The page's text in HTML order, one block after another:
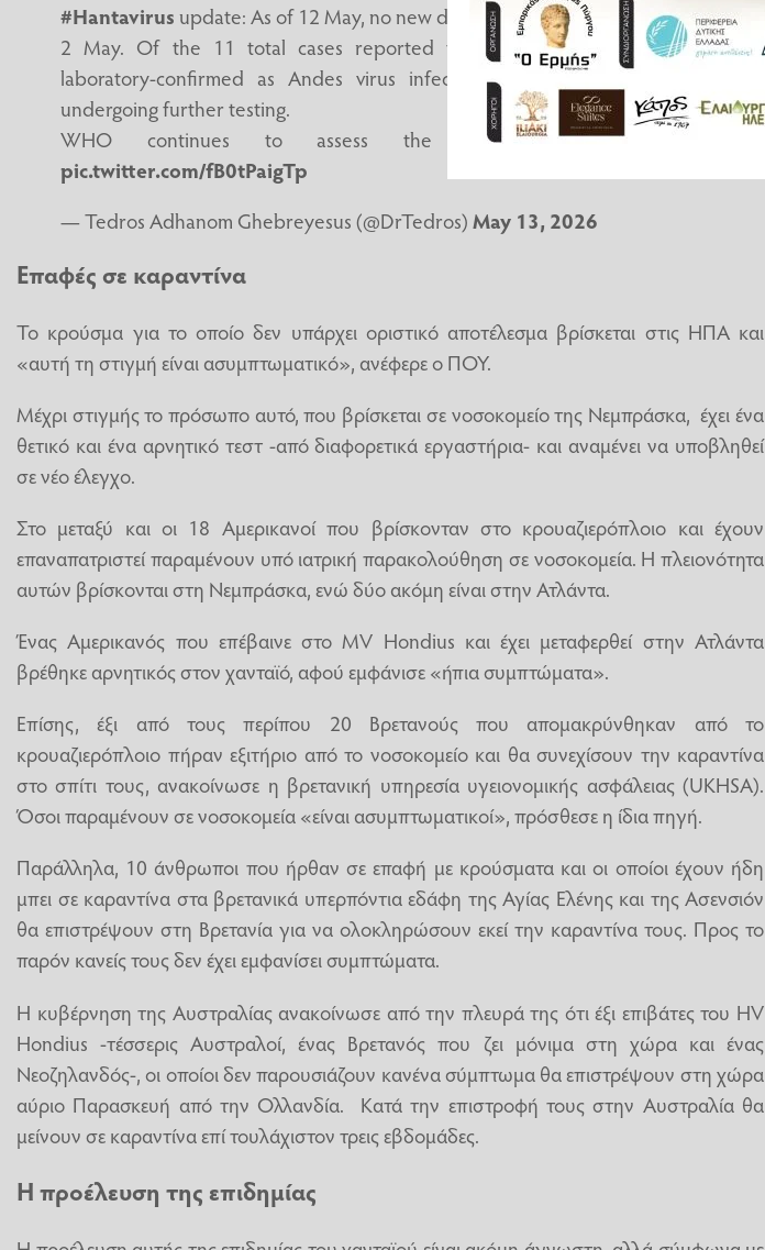
#Hantavirusupdate: As of 12 May, no new deaths have been reported since
2 May. Of the 11 total cases reported to
@WHO, eight have been
laboratory-confirmed as Andes virus infections. One remaining case is
undergoing further testing.
WHO continues to assess the risk to the global…
pic.twitter.com/fB0tPaigTp
— Tedros Adhanom Ghebreyesus (@DrTedros)May 13, 2026
Επαφές σε καραντίνα
Το κρούσμα για το οποίο δεν υπάρχει οριστικό αποτέλεσμα βρίσκεται στις ΗΠΑ και
«αυτή τη στιγμή είναι ασυμπτωματικό», ανέφερε ο ΠΟΥ.
Μέχρι στιγμής το πρόσωπο αυτό, που βρίσκεται σε νοσοκομείο της Νεμπράσκα, έχει ένα
θετικό και ένα αρνητικό τεστ -από διαφορετικά εργαστήρια- και αναμένει να υποβληθεί
σε νέο έλεγχο.
Στο μεταξύ και οι 18 Αμερικανοί που βρίσκονταν στο κρουαζιερόπλοιο και έχουν
επαναπατριστεί παραμένουν υπό ιατρική παρακολούθηση σε νοσοκομεία. Η πλειονότητα
αυτών βρίσκονται στη Νεμπράσκα, ενώ δύο ακόμη είναι στην Ατλάντα.
Ένας Αμερικανός που επέβαινε στο MV Hondius και έχει μεταφερθεί στην Ατλάντα
βρέθηκε αρνητικός στον χανταϊό, αφού εμφάνισε «ήπια συμπτώματα».
Επίσης, έξι από τους περίπου 20 Βρετανούς που απομακρύνθηκαν από το
κρουαζιερόπλοιο πήραν εξιτήριο από το νοσοκομείο και θα συνεχίσουν την καραντίνα
στο σπίτι τους, ανακοίνωσε η βρετανική υπηρεσία υγειονομικής ασφάλειας (UKHSA).
Όσοι παραμένουν σε νοσοκομεία «είναι ασυμπτωματικοί», πρόσθεσε η ίδια πηγή.
Παράλληλα, 10 άνθρωποι που ήρθαν σε επαφή με κρούσματα και οι οποίοι έχουν ήδη
μπει σε καραντίνα στα βρετανικά υπερπόντια εδάφη της Αγίας Ελένης και της Ασενσιόν
θα επιστρέψουν στη Βρετανία για να ολοκληρώσουν εκεί την καραντίνα τους. Προς το
παρόν κανείς τους δεν έχει εμφανίσει συμπτώματα.
Η κυβέρνηση της Αυστραλίας ανακοίνωσε από την πλευρά της ότι έξι επιβάτες του HV
Hondius -τέσσερις Αυστραλοί, ένας Βρετανός που ζει μόνιμα στη χώρα και ένας
Νεοζηλανδός-, οι οποίοι δεν παρουσιάζουν κανένα σύμπτωμα θα επιστρέψουν στη χώρα
αύριο Παρασκευή από την Ολλανδία. Κατά την επιστροφή τους στην Αυστραλία θα
μείνουν σε καραντίνα επί τουλάχιστον τρεις εβδομάδες.
Η προέλευση της επιδημίας